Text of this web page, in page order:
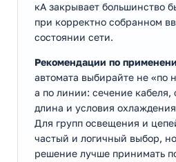
кА закрывает большинство
при корректно собранном
состоянии сети.
Рекомендации по
автомата выбирайте не «по
а по линии: сечение кабеля,
длина и условия
Для групп освещения и
частый и логичный выбор,
решение лучше принимать